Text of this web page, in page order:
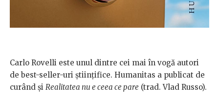
Carlo Rovelli este unul dintre cei mai în vogă autori
de best-seller-uri științifice. Humanitas a publicat de
curând și Realitatea nu e ceea ce pare (trad. Vlad Russo).